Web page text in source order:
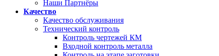
Наши Партнёры
Качество
Качество обслуживания
Технический контроль
Контроль чертежей КМ
Входной контроль металла